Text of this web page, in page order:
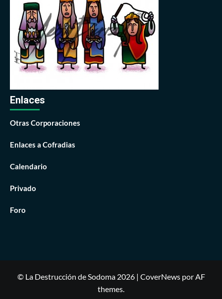
Enlaces
Otras Corporaciones
Enlaces a Cofradias
Calendario
Privado
Foro
© La Destrucción de Sodoma 2026 | CoverNewspor AF
themes.